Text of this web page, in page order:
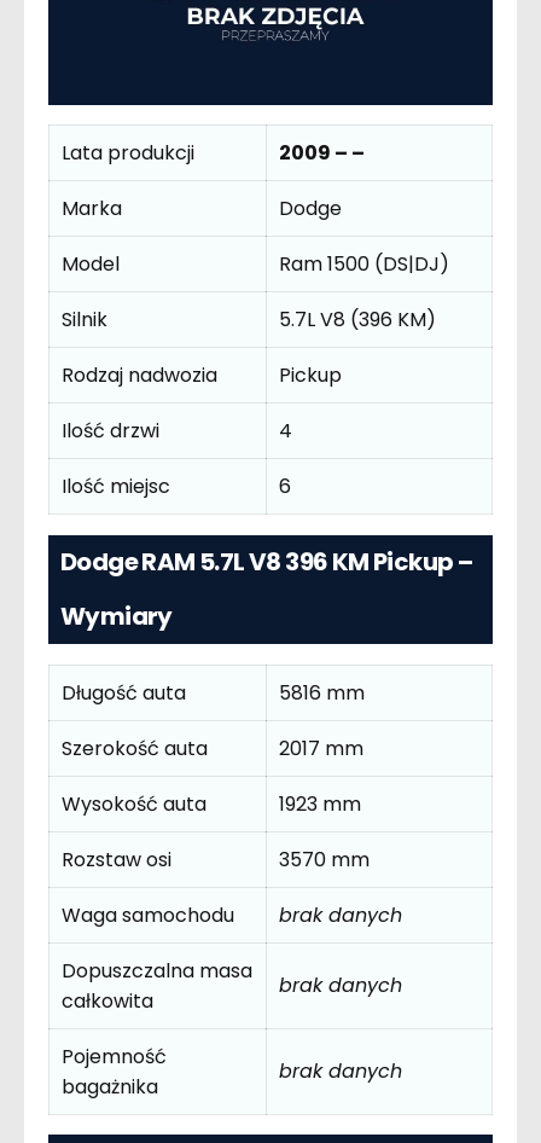
Lata produkcji
2009 – –
Marka
Dodge
Model
Ram 1500 (DS|DJ)
Silnik
5.7L V8 (396 KM)
Rodzaj nadwozia
Pickup
Ilość drzwi
4
Ilość miejsc
6
Dodge RAM 5.7L V8 396 KM Pickup –
Wymiary
Długość auta
5816 mm
Szerokość auta
2017 mm
Wysokość auta
1923 mm
Rozstaw osi
3570 mm
Waga samochodu
brak danych
Dopuszczalna masa
całkowita
brak danych
Pojemność
bagażnika
brak danych